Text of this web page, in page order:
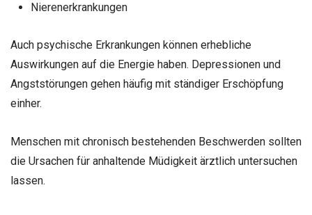
Nierenerkrankungen
Auch psychische Erkrankungen können erhebliche
Auswirkungen auf die Energie haben. Depressionen und
Angststörungen gehen häufig mit ständiger Erschöpfung
einher.
Menschen mit chronisch bestehenden Beschwerden sollten
die Ursachen für anhaltende Müdigkeit ärztlich untersuchen
lassen.